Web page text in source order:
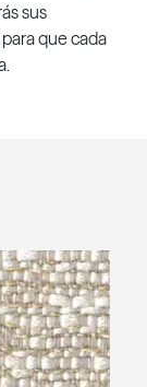
sus
que cada